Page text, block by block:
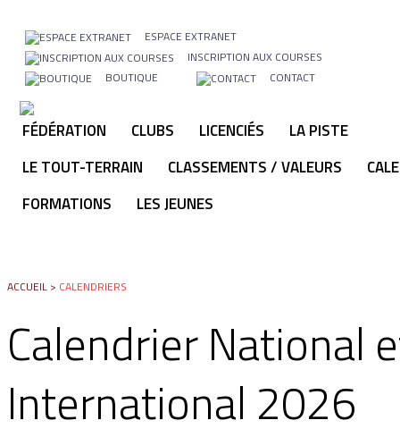
ESPACE EXTRANET
INSCRIPTION AUX COURSES
BOUTIQUE
CONTACT
FÉDÉRATION CLUBS LICENCIÉS
LA PISTE
LE TOUT-TERRAIN
CLASSEMENTS / VALEURS
FORMATIONS
LES JEUNES
ACCUEIL > CALENDRIERS
Calendrier National
International 2026